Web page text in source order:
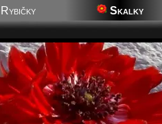
Skalky